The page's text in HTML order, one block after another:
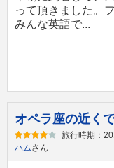
って頂きました。
みんな英語で...
オペラ座の近く
旅行時期：
ハムさん